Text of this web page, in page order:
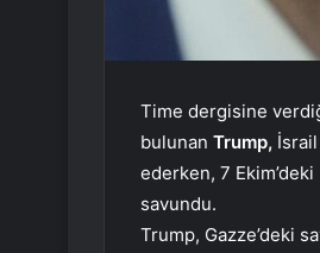
Time dergisine
bulunan Trump,
ederken, 7 Ekim’deki
savundu.
Trump, Gazze’deki